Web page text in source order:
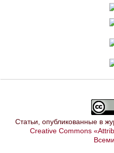
Статьи, опубликованные в
Creative Commons